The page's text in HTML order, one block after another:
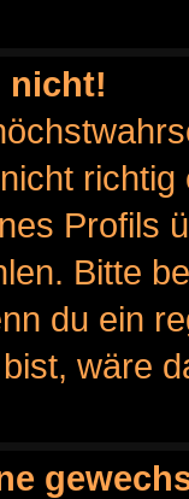
nicht!
Profils
Bitte
du ein
wäre